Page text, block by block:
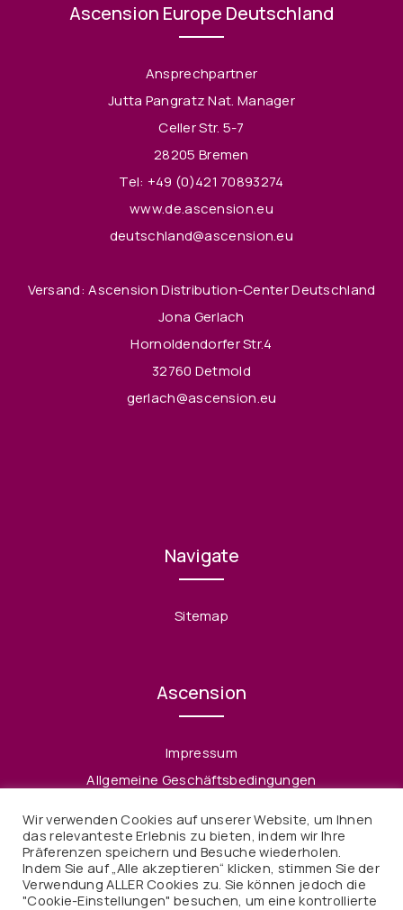
Ascension Europe Deutschland
Ansprechpartner
Jutta Pangratz Nat. Manager
Celler Str. 5-7
28205 Bremen
Tel: +49 (0)421 70893274
www.de.ascension.eu
deutschland@ascension.eu
Versand: Ascension Distribution-Center Deutschland
Jona Gerlach
Hornoldendorfer Str.4
32760 Detmold
gerlach@ascension.eu
Navigate
Sitemap
Ascension
Impressum
Allgemeine Geschäftsbedingungen
Widerruf
Wir verwenden Cookies auf unserer Website, um Ihnen
das relevanteste Erlebnis zu bieten, indem wir Ihre
Präferenzen speichern und Besuche wiederholen.
Indem Sie auf „Alle akzeptieren“ klicken, stimmen Sie der
Verwendung ALLER Cookies zu. Sie können jedoch die
"Cookie-Einstellungen" besuchen, um eine kontrollierte